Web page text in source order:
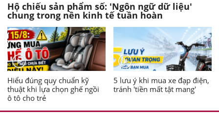
Hộ chiếu sản phẩm số: 'Ngôn ngữ dữ liệu'
chung trong nền kinh tế tuần hoàn
Hiểu đúng quy chuẩn kỹ
thuật khi lựa chọn ghế ngồi
ô tô cho trẻ
5 lưu ý khi mua xe đạp điện,
tránh 'tiền mất tật mang'